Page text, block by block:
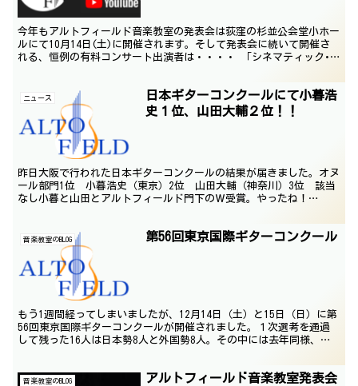
今年もアルトフィールド音楽教室の発表会は荻窪の杉並公会堂小ホー
ルにて10月14日(土)に開催されます。そして発表会に続いて開催さ
れる、恒例の有料コンサート出演者は・・・・ 「シネマティック･
ニュース
日本ギターコンクールにて小暮浩
史１位、山田大輔２位！！
昨日大阪で行われた日本ギターコンクールの結果が届きました。オヌ
ール部門1位 小暮浩史（東京）2位 山田大輔（神奈川）3位 該当
なし小暮と山田とアルトフィールド門下のＷ受賞。やったね！
音楽教室のBLOG 第56回東京国際ギターコンクール
もう1週間経ってしまいましたが、12月14日（土）と15日（日）に第
56回東京国際ギターコンクールが開催されました。１次選考を通過
して残った16人は日本勢8人と外国勢8人。その中には去年同様、我
音楽教室のBLOG
アルトフィールド音楽教室発表会